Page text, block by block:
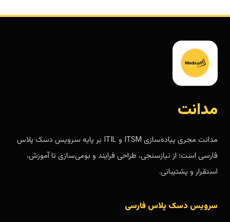
مدانت
مدانت مجری پیاده‌سازی ITSM و ITIL بر پایه سرویس دسک پلاس
فارسی است؛ از نیازسنجی، طراحی فرایند و بومی‌سازی تا آموزش،
استقرار و پشتیبانی.
سرویس دسک پلاس فارسی